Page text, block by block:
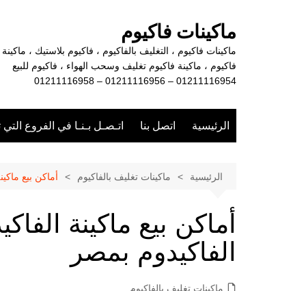
ماكينات فاكيوم
ماكينات فاكيوم ، التغليف بالفاكيوم ، فاكيوم بلاستيك ، ماكينة
فاكيوم ، ماكينة فاكيوم تغليف وسحب الهواء ، فاكيوم للبيع
01211116954 – 01211116956 – 01211116958
الرئيسية اتصل بنا اتـصـل بـنـا في الفروع
الرئيسية ماكينات تغليف بالفاكيوم أماكن بيع
أماكن بيع ماكينة
الفاكيدوم بمصر
ماكينات تغليف بالفاكيوم